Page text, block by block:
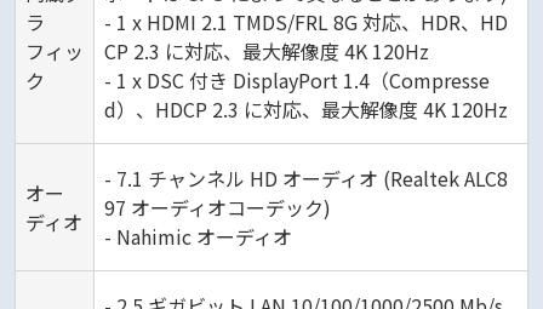
ラ
フィッ
ク
- 1 x HDMI 2.1 TMDS/FRL 8G 対応、HDR、HD
CP 2.3 に対応、最大解像度 4K 120Hz
- 1 x DSC 付き DisplayPort 1.4（Compresse
d）、HDCP 2.3 に対応、最大解像度 4K 120Hz
オー
ディオ
- 7.1 チャンネル HD オーディオ (Realtek ALC8
97 オーディオコーデック)
- Nahimic オーディオ